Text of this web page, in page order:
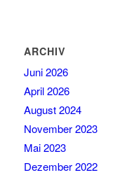
ARCHIV
Juni 2026
April 2026
August 2024
November 2023
Mai 2023
Dezember 2022